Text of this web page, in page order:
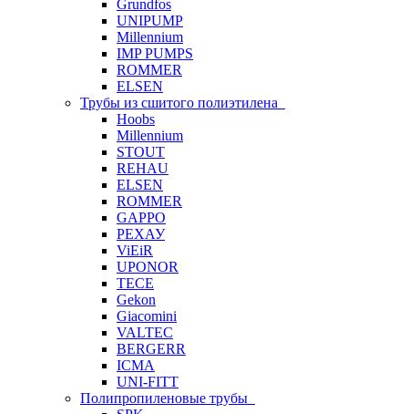
Grundfos
UNIPUMP
Millennium
IMP PUMPS
ROMMER
ELSEN
Трубы из сшитого полиэтилена
Hoobs
Millennium
STOUT
REHAU
ELSEN
ROMMER
GAPPO
РЕХАУ
ViEiR
UPONOR
TECE
Gekon
Giacomini
VALTEC
BERGERR
ICMA
UNI-FITT
Полипропиленовые трубы